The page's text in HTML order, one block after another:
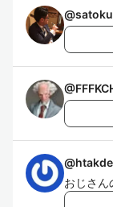
@
@
@
おじさん